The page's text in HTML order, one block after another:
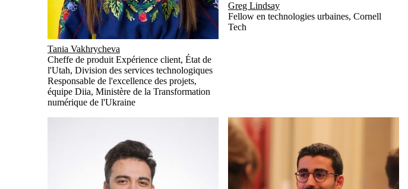
Tania Vakhrycheva
Cheffe de produit Expérience client, État de
l'Utah, Division des services technologiques
Responsable de l'excellence des projets,
équipe Diia, Ministère de la Transformation
numérique de l'Ukraine
Greg Lindsay
Fellow en technologies urbaines, Cornell
Tech